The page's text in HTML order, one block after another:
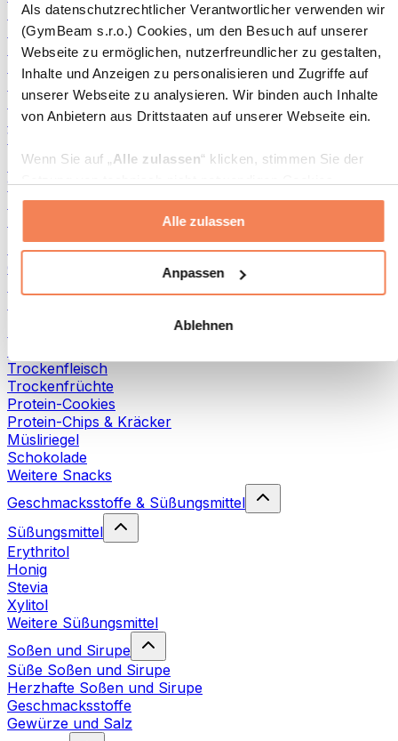
Als datenschutzrechtlicher Verantwortlicher verwenden wir
(GymBeam s.r.o.) Cookies, um den Besuch auf unserer
Webseite zu ermöglichen, nutzerfreundlicher zu gestalten,
Inhalte und Anzeigen zu personalisieren und Zugriffe auf
unserer Webseite zu analysieren. Wir binden auch Inhalte
von Anbietern aus Drittstaaten auf unserer Webseite ein.
Wenn Sie auf „Alle zulassen“ klicken, stimmen Sie der
(insbesondere zu Analyse- und Marketingzwecken) zu.
Ablehnen“ klicken, werden nur
„notwendige“ Cookies gesetzt, welche für den Betrieb der
Webseite erforderlich sind. Sie können auch eine
Weitere Informationen über die Verarbeitung Ihrer Daten
finden Sie in den Unterpunkten „Details“ und „Über
Cookies“ sowie in unserer
Sie können Ihre Einwilligung jederzeit in den
Einstellungenauf unserer Webseite ändern oder
widerrufen.Mehr Info
Alle zulassen
Anpassen
Ablehnen
Aufstriche und Pasten
Fisch-Produkte
Fertiggerichte
Eier-Produkte
Fleisch
Hülsenfrüchte
Weitere Fitness-Foods
Nussbutter
100 % Nussbutter
Süße Nussbutter
Superfoods
Grüne Superfoods
Trockenfleisch
Trockenfrüchte
Protein-Cookies
Protein-Chips & Kräcker
Müsliriegel
Schokolade
Weitere Snacks
Geschmacksstoffe & Süßungsmittel
Süßungsmittel
Erythritol
Honig
Stevia
Xylitol
Weitere Süßungsmittel
Soßen und Sirupe
Süße Soßen und Sirupe
Herzhafte Soßen und Sirupe
Geschmacksstoffe
Gewürze und Salz